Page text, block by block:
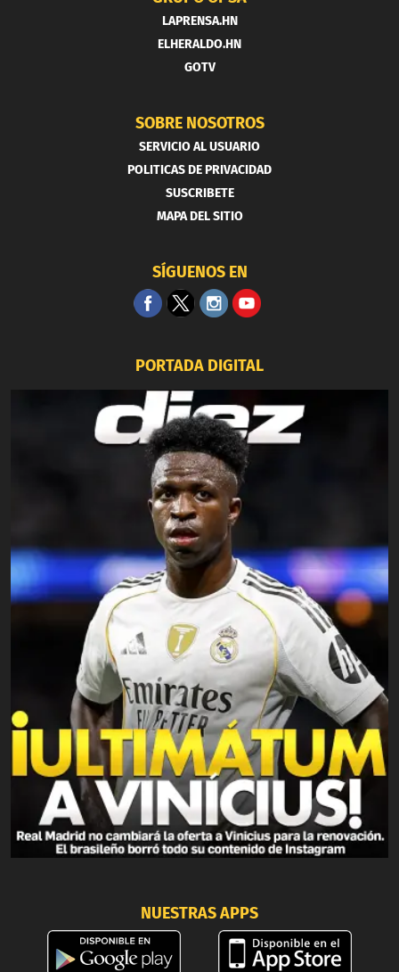
LAPRENSA.HN
ELHERALDO.HN
GOTV
SOBRE NOSOTROS
SERVICIO AL USUARIO
POLITICAS DE PRIVACIDAD
SUSCRIBETE
MAPA DEL SITIO
SÍGUENOS EN
PORTADA DIGITAL
NUESTRAS APPS